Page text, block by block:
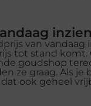
inzien
van vandaag
tot stand
goudshop
ze graag. Als
ook geheel